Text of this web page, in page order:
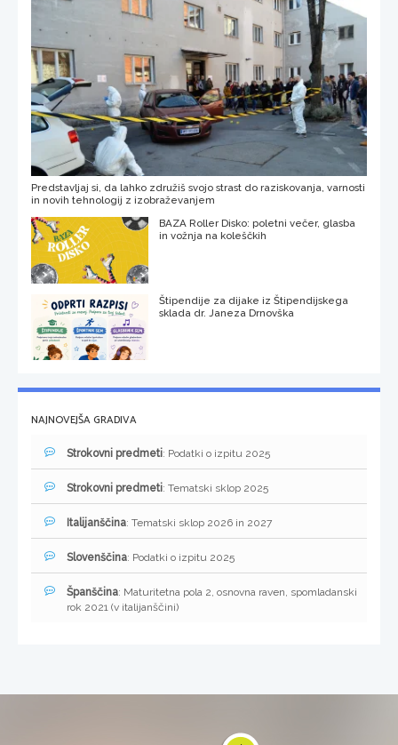
Predstavljaj si, da lahko združiš svojo strast do raziskovanja, varnosti
in novih tehnologij z izobraževanjem
BAZA Roller Disko: poletni večer, glasba
in vožnja na koleščkih
Štipendije za dijake iz Štipendijskega
sklada dr. Janeza Drnovška
NAJNOVEJŠA GRADIVA
Strokovni predmeti: Podatki o izpitu 2025
Strokovni predmeti: Tematski sklop 2025
Italijanščina: Tematski sklop 2026 in 2027
Slovenščina: Podatki o izpitu 2025
Španščina: Maturitetna pola 2, osnovna raven, spomladanski
rok 2021 (v italijanščini)